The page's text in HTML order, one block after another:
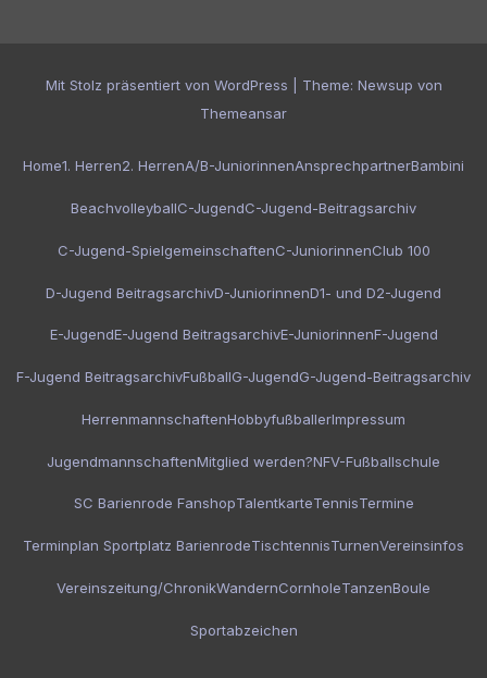
Mit Stolz präsentiert von WordPress Theme: Newsup von
Themeansar
Home1. Herren2. HerrenA/B-JuniorinnenAnsprechpartnerBambini
BeachvolleyballC-JugendC-Jugend-Beitragsarchiv
C-Jugend-SpielgemeinschaftenC-JuniorinnenClub 100
D-Jugend BeitragsarchivD-JuniorinnenD1- und D2-Jugend
E-JugendE-Jugend BeitragsarchivE-JuniorinnenF-Jugend
F-Jugend BeitragsarchivFußballG-JugendG-Jugend-Beitragsarchiv
HerrenmannschaftenHobbyfußballerImpressum
JugendmannschaftenMitglied werden?NFV-Fußballschule
SC Barienrode FanshopTalentkarteTennisTermine
Terminplan Sportplatz BarienrodeTischtennisTurnenVereinsinfos
Vereinszeitung/ChronikWandernCornholeTanzenBoule
Sportabzeichen